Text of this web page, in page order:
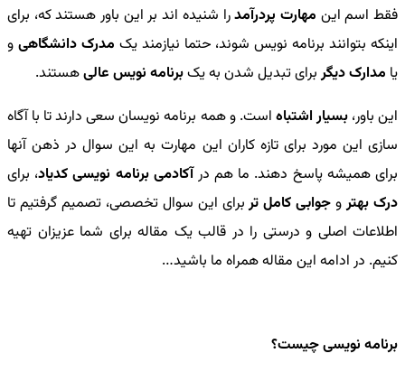
فقط اسم این مهارت پردرآمدرا شنیده اند بر این باور هستند که، برای
اینکه بتوانند برنامه نویس شوند، حتما نیازمند یک مدرک دانشگاهی و
یا مدارک دیگربرای تبدیل شدن به یکبرنامه نویس عالیهستند.
این باور،بسیار اشتباه است. و همه برنامه نویسان سعی دارند تا با آگاه
سازی این مورد برای تازه کاران این مهارت به این سوال در ذهن آنها
برای همیشه پاسخ دهند. ما هم درآکادمی برنامه نویسی کدیاد، برای
درک بهترو جوابی کامل تربرای این سوال تخصصی، تصمیم گرفتیم تا
اطلاعات اصلی و درستی را در قالب یک مقاله برای شما عزیزان تهیه
کنیم. در ادامه این مقاله همراه ما باشید…
برنامه نویسی چیست؟